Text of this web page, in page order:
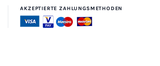
AKZEPTIERTE ZAHLUNGSMETHODEN